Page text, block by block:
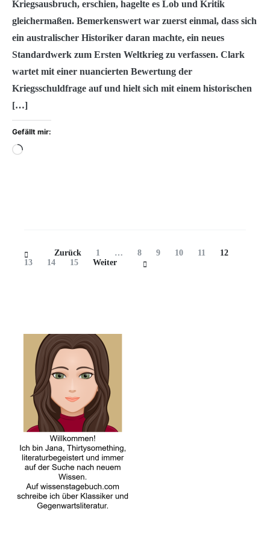
Kriegsausbruch, erschien, hagelte es Lob und Kritik
gleichermaßen. Bemerkenswert war zuerst einmal, dass sich
ein australischer Historiker daran machte, ein neues
Standardwerk zum Ersten Weltkrieg zu verfassen. Clark
wartet mit einer nuancierten Bewertung der
Kriegsschuldfrage auf und hielt sich mit einem historischen
[…]
Gefällt mir:
Wird
Beitragsnavigation
Zurück Seite
1 … Seite
8 Seite
9 Seite
10 Seite
11 Seite
12
13
Seite
14 Seite
15 Weiter